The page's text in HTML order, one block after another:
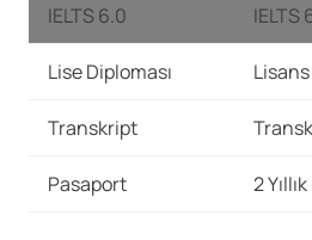
IELTS 6.0 IELTS
Lise Diploması
Transkript
Pasaport 2